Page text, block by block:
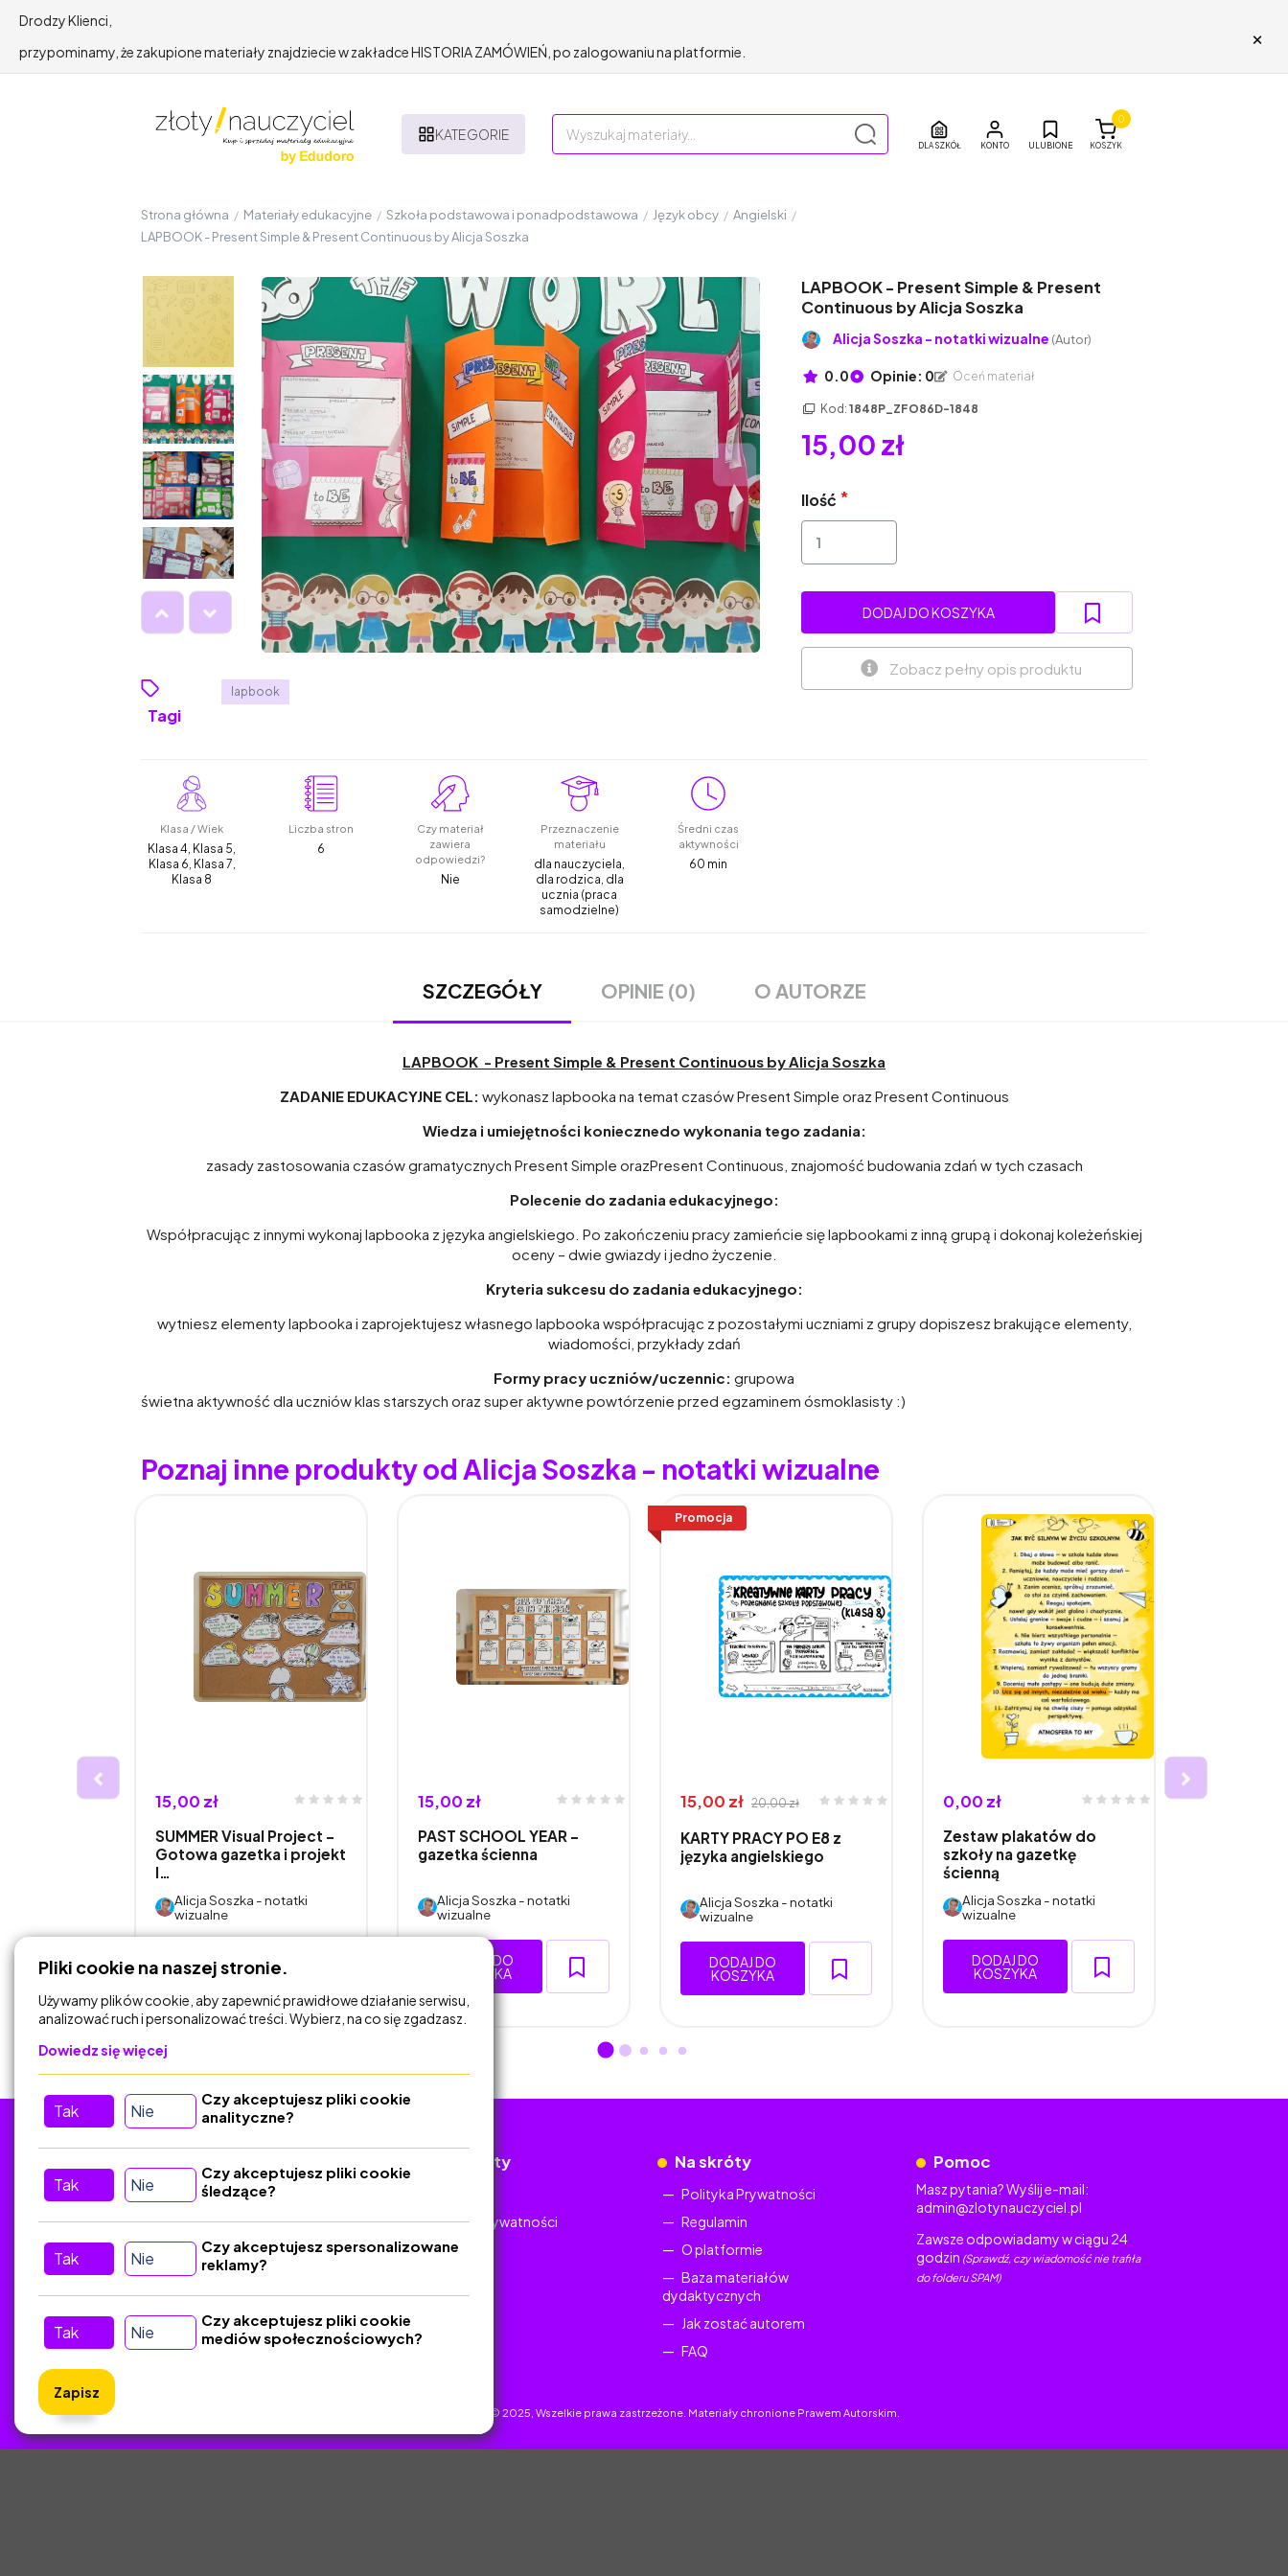
Drodzy Klienci,
przypominamy, że zakupione materiały znajdziecie w zakładce HISTORIA ZAMÓWIEŃ, po zalogowaniu na platformie.
×
KATEGORIE
DLA SZKÓŁ ULUBIONE KOSZYK
0
Strona główna / Materiały edukacyjne / Szkoła podstawowa i ponadpodstawowa / Język obcy / Angielski /
LAPBOOK - Present Simple & Present Continuous by Alicja Soszka
Tagi
lapbook
LAPBOOK - Present Simple & Present
Continuous by Alicja Soszka
Alicja Soszka - notatki wizualne (Autor)
0.0 Opinie: 0 Oceń materiał
Kod:1848P_ZFO86D-1848
15,00 zł
Ilość
DODAJ DO KOSZYKA
Zobacz pełny opis produktu
Klasa / Wiek
Klasa 4, Klasa 5,
Klasa 6, Klasa 7,
Klasa 8
Liczba stron
6
Czy materiał
zawiera
odpowiedzi?
Nie
Przeznaczenie
materiału
dla nauczyciela,
dla rodzica, dla
ucznia (praca
samodzielne)
Średni czas
aktywności
60 min
SZCZEGÓŁY OPINIE (0) O AUTORZE
LAPBOOK - Present Simple & Present Continuous by Alicja Soszka
ZADANIE EDUKACYJNE CEL: wykonasz lapbooka na temat czasów Present Simple oraz Present Continuous
Wiedza i umiejętności koniecznedo wykonania tego zadania:
zasady zastosowania czasów gramatycznych Present Simple orazPresent Continuous, znajomość budowania zdań w tych czasach
Polecenie do zadania edukacyjnego:
Współpracując z innymi wykonaj lapbooka z języka angielskiego. Po zakończeniu pracy zamieńcie się lapbookami z inną grupą i dokonaj koleżeńskiej
oceny – dwie gwiazdy i jedno życzenie.
Kryteria sukcesu do zadania edukacyjnego:
wytniesz elementy lapbooka i zaprojektujesz własnego lapbooka współpracując z pozostałymi uczniami z grupy dopiszesz brakujące elementy,
wiadomości, przykłady zdań
Formy pracy uczniów/uczennic: grupowa
świetna aktywność dla uczniów klas starszych oraz super aktywne powtórzenie przed egzaminem ósmoklasisty :)
Poznaj inne produkty od Alicja Soszka - notatki wizualne
15,00 zł
SUMMER Visual Project –
Gotowa gazetka i projekt
l…
Alicja Soszka - notatki
wizualne
DODAJ DO
KOSZYKA
15,00 zł
PAST SCHOOL YEAR -
gazetka ścienna
Alicja Soszka - notatki
wizualne
DODAJ DO
KOSZYKA
Promocja
15,00 zł 20,00 zł
KARTY PRACY PO E8 z
języka angielskiego
Alicja Soszka - notatki
wizualne
DODAJ DO
KOSZYKA
0,00 zł
Zestaw plakatów do
szkoły na gazetkę
ścienną
Alicja Soszka - notatki
wizualne
DODAJ DO
KOSZYKA
15,00 zł
Kontakt
Dokumenty
Polityka Prywatności
Na skróty
Polityka Prywatności
Regulamin
O platformie
Baza materiałów
dydaktycznych
Jak zostać autorem
FAQ
Pomoc
Masz pytania? Wyślij e-mail:
admin@zlotynauczyciel.pl
Zawsze odpowiadamy w ciągu 24
godzin (Sprawdź, czy wiadomość nie trafiła
do folderu SPAM)
ZlotyNauczyciel.pl © 2025, Wszelkie prawa zastrzeżone. Materiały chronione Prawem Autorskim.
Pliki cookie na naszej stronie.
Używamy plików cookie, aby zapewnić prawidłowe działanie serwisu,
analizować ruch i personalizować treści. Wybierz, na co się zgadzasz.
Dowiedz się więcej
Tak Nie
Czy akceptujesz pliki cookie
analityczne?
Tak Nie
Czy akceptujesz pliki cookie
śledzące?
Tak Nie
Czy akceptujesz spersonalizowane
reklamy?
Tak Nie
Czy akceptujesz pliki cookie
mediów społecznościowych?
Zapisz